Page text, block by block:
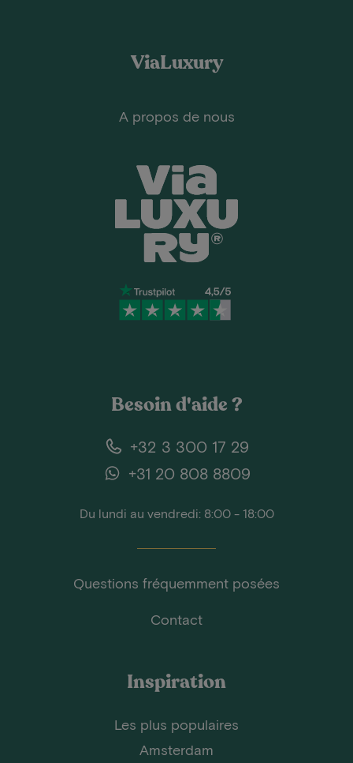
ViaLuxury
A propos de nous
Besoin d'aide ?
+32 3 300 17 29
+31 20 808 8809
Du lundi au vendredi: 8:00 - 18:00
Questions fréquemment posées
Contact
Inspiration
Les plus populaires
Amsterdam